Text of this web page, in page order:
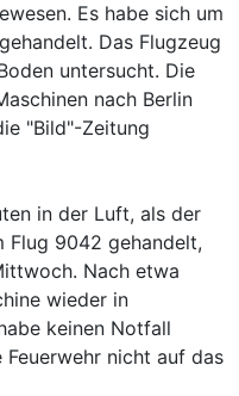
Es habe sich um
Das Flugzeug
untersucht. Die
nach Berlin
"Bild"-Zeitung
in der Luft, als der
Flug 9042 gehandelt,
Nach etwa
wieder in
keinen Notfall
nicht auf das